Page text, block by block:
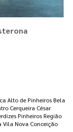
Alto de Pinheiros Bela
Cerqueira César
Pinheiros Região
Vila Nova Conceição